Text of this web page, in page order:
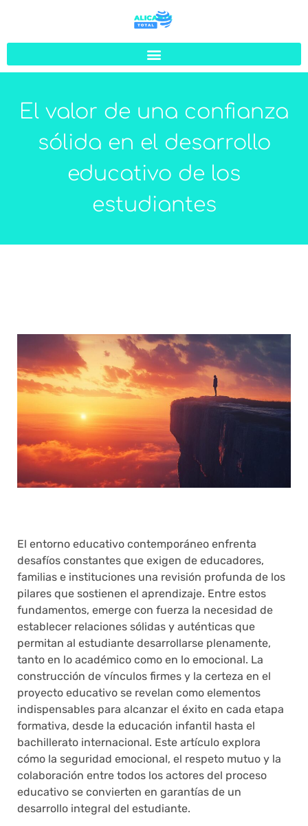
El valor de una confianza
sólida en el desarrollo
educativo de los
estudiantes
El entorno educativo contemporáneo enfrenta
desafíos constantes que exigen de educadores,
familias e instituciones una revisión profunda de los
pilares que sostienen el aprendizaje. Entre estos
fundamentos, emerge con fuerza la necesidad de
establecer relaciones sólidas y auténticas que
permitan al estudiante desarrollarse plenamente,
tanto en lo académico como en lo emocional. La
construcción de vínculos firmes y la certeza en el
proyecto educativo se revelan como elementos
indispensables para alcanzar el éxito en cada etapa
formativa, desde la educación infantil hasta el
bachillerato internacional. Este artículo explora
cómo la seguridad emocional, el respeto mutuo y la
colaboración entre todos los actores del proceso
educativo se convierten en garantías de un
desarrollo integral del estudiante.